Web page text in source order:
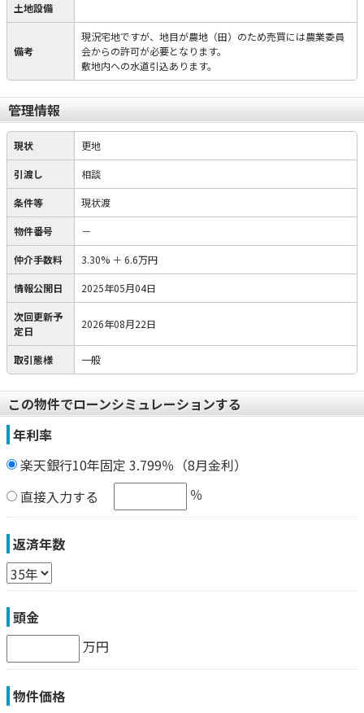
土地設備
備考
現況宅地ですが、地目が農地（田）のため売買には農業委員
会からの許可が必要となります。
敷地内への水道引込あります。
管理情報
現状 更地
引渡し 相談
条件等 現状渡
物件番号 －
仲介手数料 3.30% ＋ 6.6万円
情報公開日 2025年05月04日
次回更新予
定日
2026年08月22日
取引態様 一般
この物件でローンシミュレーションする
年利率
楽天銀行10年固定 3.799％（8月金利）
直接入力する
％
返済年数
頭金
万円
物件価格